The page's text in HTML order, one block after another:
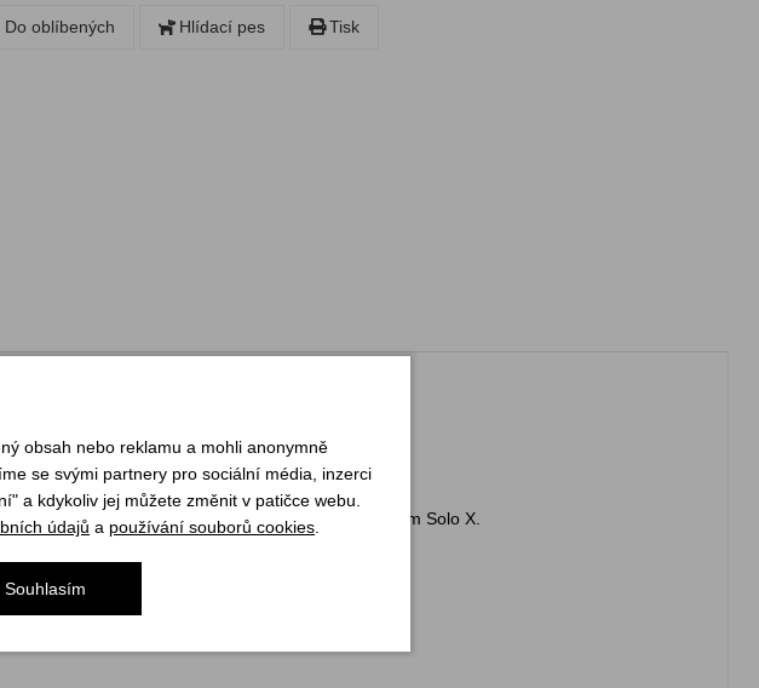
Do oblíbených Hlídací pes Tisk
menších rozměrů a hrnky.
Solo a jejich verzí s tepelným výměníkem Solo X.
obsah nebo reklamu a mohli anonymně
se svými partnery pro sociální média, inzerci
a kdykoliv jej můžete změnit v patičce webu.
údajů a používání souborů cookies
Souhlasím